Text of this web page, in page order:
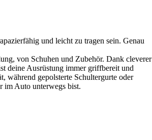
und leicht zu tragen sein. Genau
von Schuhen und Zubehör. Dank cleverer
deine Ausrüstung immer griffbereit und
während gepolsterte Schultergurte oder
im Auto unterwegs bist.